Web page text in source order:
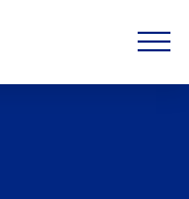
Next